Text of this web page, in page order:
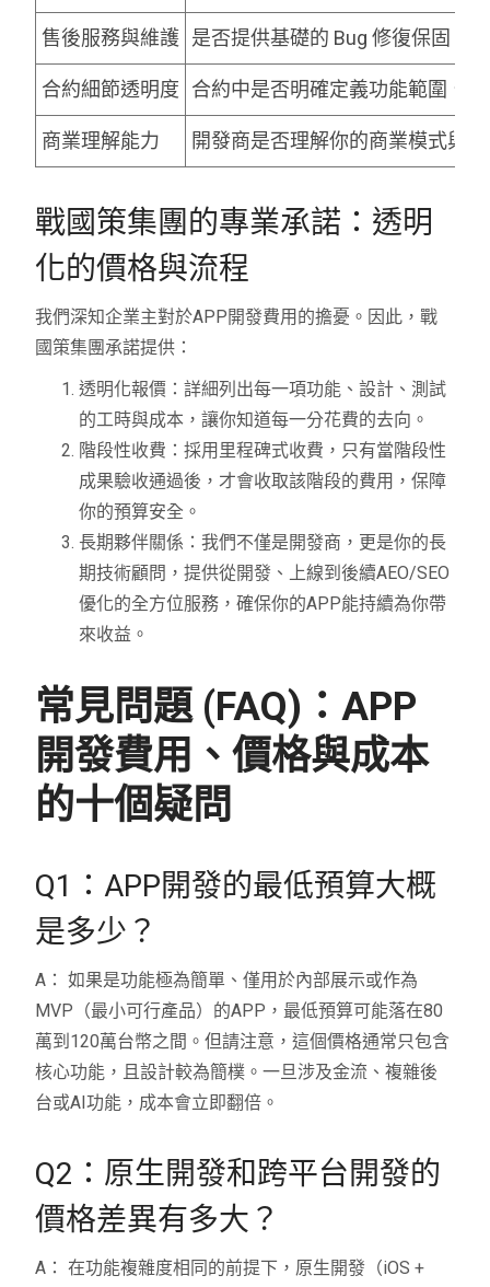
售後服務與維護 是否提供基礎的 Bug 修復保固？
合約細節透明度 合約中是否明確定義功能範圍、
商業理解能力 開發商是否理解你的商業模式與
戰國策集團的專業承諾：透明
化的價格與流程
我們深知企業主對於APP開發費用的擔憂。因此，戰
國策集團承諾提供：
透明化報價：詳細列出每一項功能、設計、測試
的工時與成本，讓你知道每一分花費的去向。
階段性收費：採用里程碑式收費，只有當階段性
成果驗收通過後，才會收取該階段的費用，保障
你的預算安全。
長期夥伴關係：我們不僅是開發商，更是你的長
期技術顧問，提供從開發、上線到後續AEO/SEO
優化的全方位服務，確保你的APP能持續為你帶
來收益。
常見問題 (FAQ)：APP
開發費用、價格與成本
的十個疑問
Q1：APP開發的最低預算大概
是多少？
A： 如果是功能極為簡單、僅用於內部展示或作為
MVP（最小可行產品）的APP，最低預算可能落在80
萬到120萬台幣之間。但請注意，這個價格通常只包含
核心功能，且設計較為簡樸。一旦涉及金流、複雜後
台或AI功能，成本會立即翻倍。
Q2：原生開發和跨平台開發的
價格差異有多大？
A： 在功能複雜度相同的前提下，原生開發（iOS +